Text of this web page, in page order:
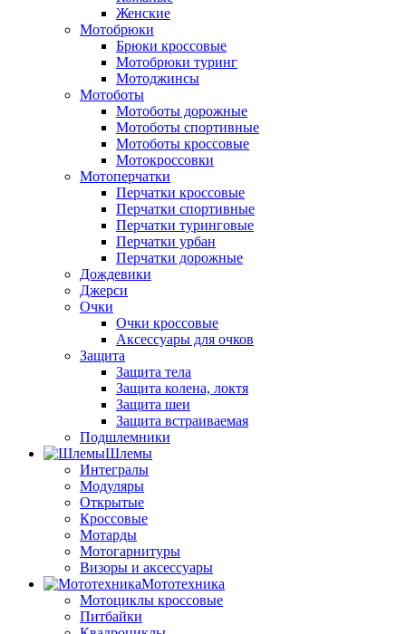
Женские
Мотобрюки
Брюки кроссовые
Мотобрюки туринг
Мотоджинсы
Мотоботы
Мотоботы дорожные
Мотоботы спортивные
Мотоботы кроссовые
Мотокроссовки
Мотоперчатки
Перчатки кроссовые
Перчатки спортивные
Перчатки туринговые
Перчатки урбан
Перчатки дорожные
Дождевики
Джерси
Очки
Очки кроссовые
Аксессуары для очков
Защита
Защита тела
Защита колена, локтя
Защита шеи
Защита встраиваемая
Подшлемники
Шлемы
Интегралы
Модуляры
Открытые
Кроссовые
Мотарды
Мотогарнитуры
Визоры и аксессуары
Мототехника
Мотоциклы кроссовые
Питбайки